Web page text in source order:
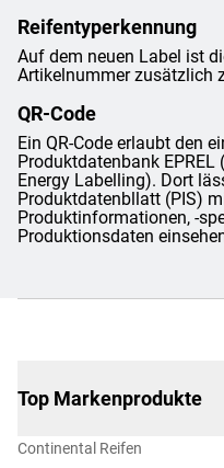
Reifentyperkennung
Auf dem neuen Label ist
Artikelnummer zusätzlich
QR-Code
Ein QR-Code erlaubt den
Produktdatenbank
Energy Labelling). Dort
Produktdatenbllatt (PIS)
Produktinformationen, -
Produktionsdaten
Top Markenprodukte
Continental Reifen